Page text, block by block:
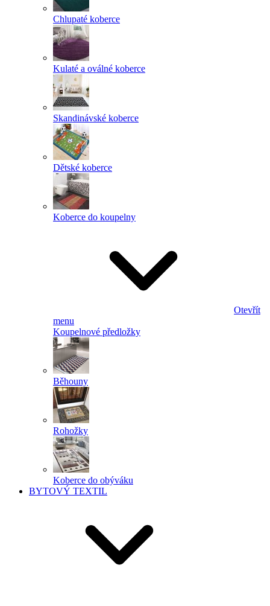
Chlupaté koberce
Kulaté a oválné koberce
Skandinávské koberce
Dětské koberce
Koberce do koupelny
Otevřít
menu
Koupelnové předložky
Běhouny
Rohožky
Koberce do obýváku
BYTOVÝ TEXTIL